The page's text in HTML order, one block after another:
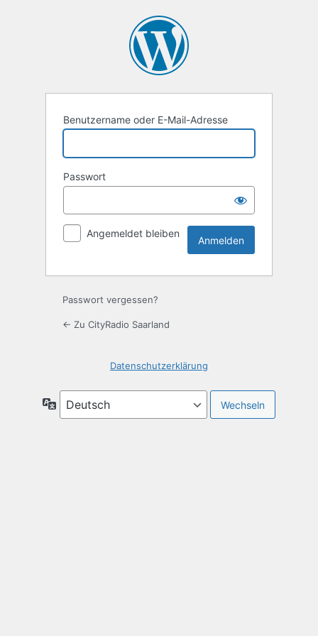
Benutzername oder E-Mail-Adresse
Passwort
Angemeldet bleiben
Passwort vergessen?
← Zu CityRadio Saarland
Datenschutzerklärung
Sprache